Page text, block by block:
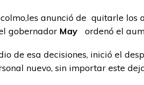
anunció de quitarle los
gobernador May ordenó el
de esa decisiones, inició el
nuevo, sin importar este